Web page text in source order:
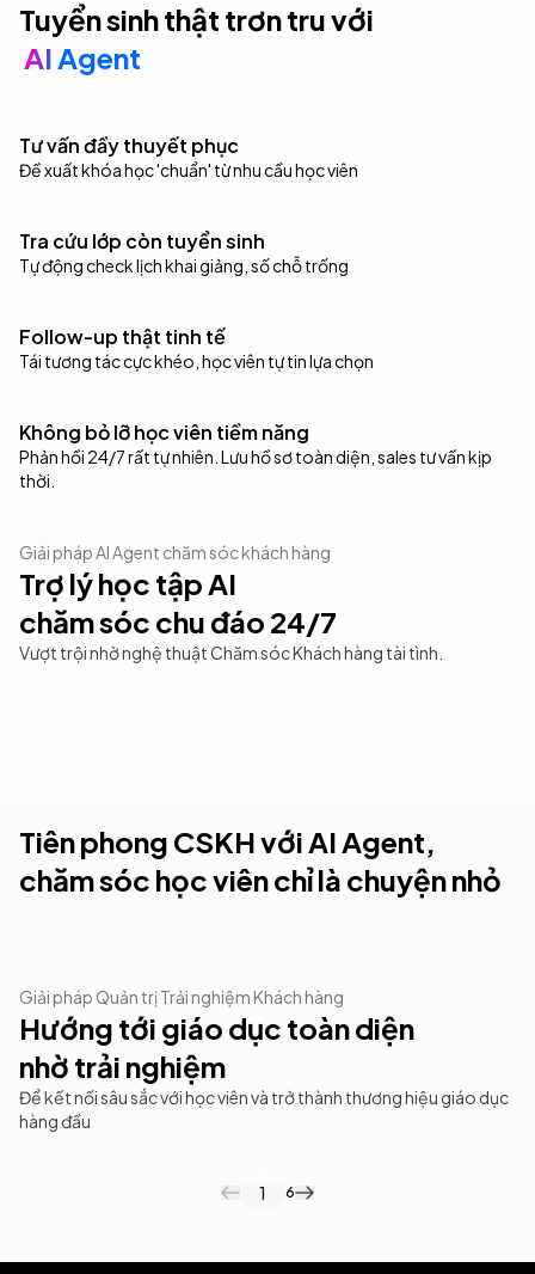
Tuyển sinh thật trơn tru với
AI Agent
Tư vấn đầy thuyết phục
Đề xuất khóa học 'chuẩn' từ nhu cầu học viên
Tra cứu lớp còn tuyển sinh
Tự động check lịch khai giảng, số chỗ trống
Follow-up thật tinh tế
Tái tương tác cực khéo, học viên tự tin lựa chọn
Không bỏ lỡ học viên tiềm năng
Phản hồi 24/7 rất tự nhiên. Lưu hồ sơ toàn diện, sales tư vấn kịp
thời.
Giải pháp AI Agent chăm sóc khách hàng
Trợ lý học tập AI
chăm sóc chu đáo 24/7
Vượt trội nhờ nghệ thuật Chăm sóc Khách hàng tài tình.
Trợ giảng AI thông minh
Tiên phong CSKH với AI Agent,
chăm sóc học viên chỉ là chuyện nhỏ
Cuộc hội thoại được hỗ trợ với Filum.ai
Giảm thời gian xử lý phản hồi khách hàng
Giải pháp Quản trị Trải nghiệm Khách hàng
Hướng tới giáo dục toàn diện
nhờ trải nghiệm
Để kết nối sâu sắc với học viên và trở thành thương hiệu giáo dục
hàng đầu
Survey trên mọi điểm chạm.
1 6